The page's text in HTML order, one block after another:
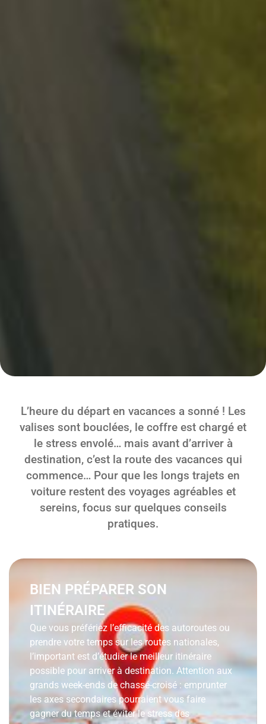
L’heure du départ en vacances a sonné ! Les
valises sont bouclées, le coffre est chargé et
le stress envolé… mais avant d’arriver à
destination, c’est la route des vacances qui
commence… Pour que les longs trajets en
voiture restent des voyages agréables et
sereins, focus sur quelques conseils
pratiques.
BIEN PRÉPARER SON
ITINÉRAIRE
Que vous préfériez l’efficacité des autoroutes ou
prendre votre temps sur les routes nationales,
l’important est d’étudier le meilleur itinéraire
possible pour arriver à destination. Attention aux
grands week-ends de chassé-croisé : emprunter
les axes secondaires pourraient vous faire
gagner du temps et éviter le stress des